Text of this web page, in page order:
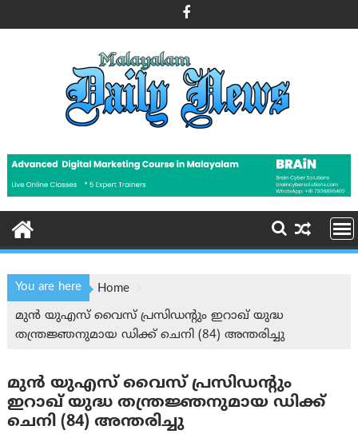
to
You are here
Home
മുൻ യുഎസ് വൈസ് പ്രസിഡന്റും ഇറാഖ് യുദ്ധ
തന്ത്രജ്ഞനുമായ ഡിക്ക് ചെനി (84) അന്തരിച്ചു
മുൻ യുഎസ് വൈസ് പ്രസിഡന്റും
ഇറാഖ് യുദ്ധ തന്ത്രജ്ഞനുമായ ഡിക്ക്
ചെനി (84) അന്തരിച്ചു